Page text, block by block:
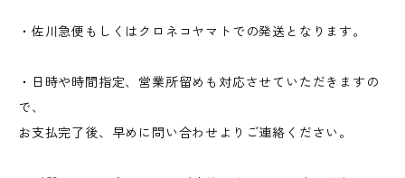
・佐川急便もしくはクロネコヤマトでの発送となります。
・日時や時間指定、営業所留めも対応させていただきますの
で、
お支払完了後、早めに問い合わせよりご連絡ください。